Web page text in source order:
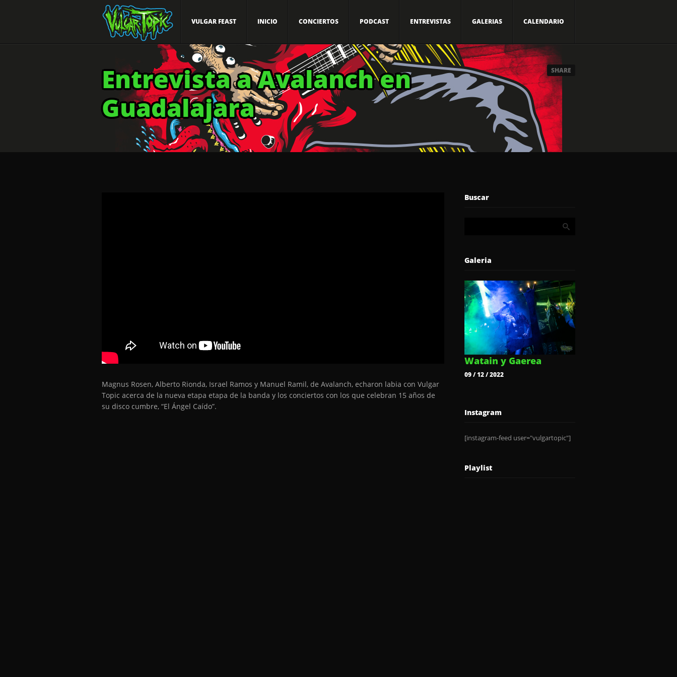
VULGAR FEAST INICIO CONCIERTOS PODCAST ENTREVISTAS GALERIAS CALENDARIO
Entrevista a Avalanch en
Guadalajara
SHARE
Magnus Rosen, Alberto Rionda, Israel Ramos y Manuel Ramil, de Avalanch, echaron labia con Vulgar
Topic acerca de la nueva etapa etapa de la banda y los conciertos con los que celebran 15 años de
su disco cumbre, “El Ángel Caído”.
Buscar
Galeria
Watain y Gaerea
09 / 12 / 2022
Instagram
[instagram-feed user="vulgartopic"]
Playlist